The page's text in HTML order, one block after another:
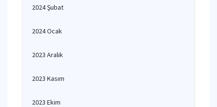
2024 Şubat
2024 Ocak
2023 Aralık
2023 Kasım
2023 Ekim